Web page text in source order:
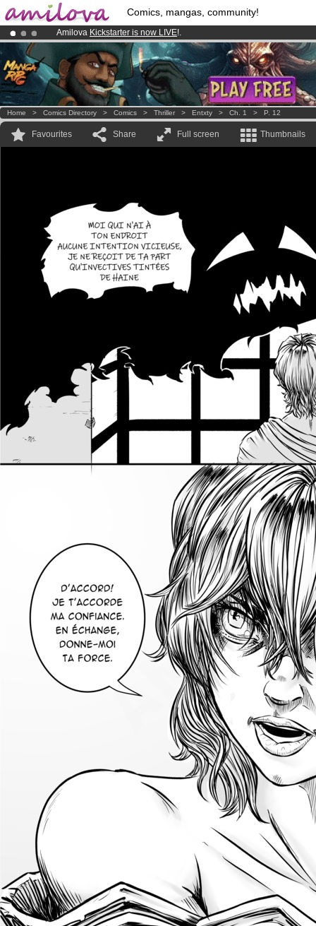
Comics, mangas, community!
Amilova Kickstarter is now LIVE!.
Already 100000membersand 1000comics & mangas!.
Premium membership from3.95 euros per month !Get membership
Home > Comics Directory > Comics > Thriller > Entxty > Ch. 1 > P. 12
Favourites Share Full screen Thumbnails